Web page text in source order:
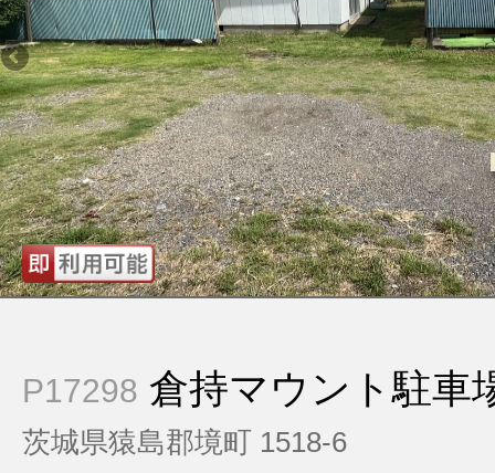
P17298 倉持マウント駐車
茨城県猿島郡境町 1518-6